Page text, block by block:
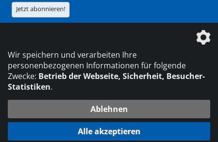
Jetzt abonnieren!
Die DVS Media GmbH ist ein Unternehmen der
© 2026 DVS Media GmbH
Datenschutzeinstellungen
Wir speichern und verarbeiten Ihre
personenbezogenen Informationen für folgende
Zwecke: Betrieb der Webseite, Sicherheit, Besucher-
Statistiken.
Ablehnen
Alle akzeptieren